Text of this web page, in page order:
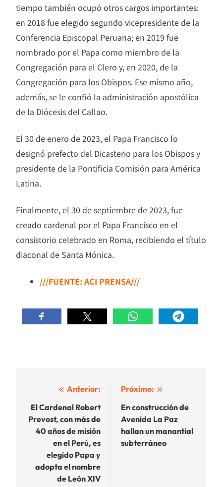
tiempo también ocupó otros cargos importantes:
en 2018 fue elegido segundo vicepresidente de la
Conferencia Episcopal Peruana; en 2019 fue
nombrado por el Papa como miembro de la
Congregación para el Clero y, en 2020, de la
Congregación para los Obispos. Ese mismo año,
además, se le confió la administración apostólica
de la Diócesis del Callao.
El 30 de enero de 2023, el Papa Francisco lo
designó prefecto del Dicasterio para los Obispos y
presidente de la Pontificia Comisión para América
Latina.
Finalmente, el 30 de septiembre de 2023, fue
creado cardenal por el Papa Francisco en el
consistorio celebrado en Roma, recibiendo el título
diaconal de Santa Mónica.
///FUENTE: ACI PRENSA///
Navegación
de
entradas
Anterior:
El Cardenal Robert
Prevost, con más de
40 años de misión
en el Perú, es
elegido Papa y
adopta el nombre
de León XIV
Próximo:
En construcción de
Avenida La Paz
hallan un manantial
subterráneo